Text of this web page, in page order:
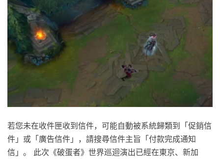
若您未在收件匣收到信件，可能自動被系統歸類到「促銷信
件」或「廣告信件」，請搜尋信件主旨「付款完成通知
信」。 此次《破蛋者》世界巡迴演出已經在東京、新加